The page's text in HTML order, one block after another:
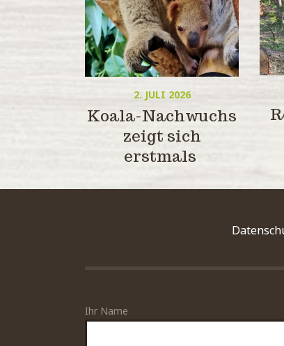
2. JULI 2026
Koala-Nachwuchs
zeigt sich
erstmals
Bitte lasse dieses Feld leer.
Ihr Name